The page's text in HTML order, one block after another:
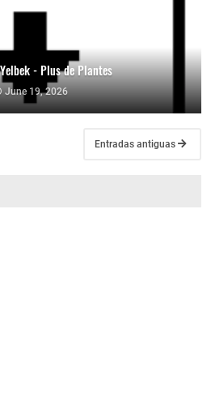
- Plus de Plantes
June 19, 2026
Entradas antiguas